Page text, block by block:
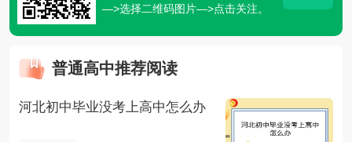
—>选择二维码图片—>点击关注。
普通高中推荐阅读
河北初中毕业没考上高中怎么办